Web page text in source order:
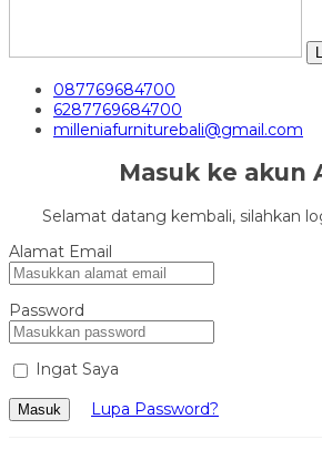
087769684700
6287769684700
milleniafurniturebali@gmail.com
Masuk ke akun
Selamat datang kembali, silahkan
Alamat Email
Password
Ingat Saya
Masuk Lupa Password?